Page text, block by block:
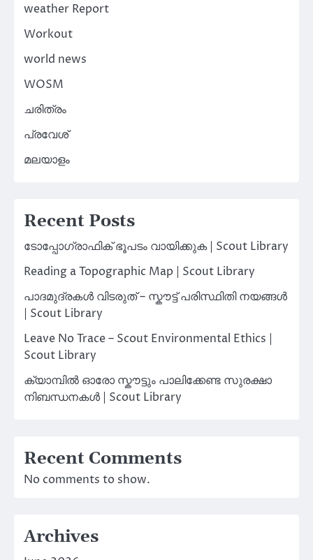
weather Report
Workout
world news
WOSM
ചരിത്രം
പ്രവേശ്
മലയാളം
Recent Posts
ടോപ്പോഗ്രാഫിക് ഭൂപടം വായിക്കുക | Scout Library
Reading a Topographic Map | Scout Library
പാദമുദ്രകൾ വിടരുത് – സ്കൗട്ട് പരിസ്ഥിതി നയങ്ങൾ
| Scout Library
Leave No Trace – Scout Environmental Ethics |
Scout Library
ക്യാമ്പിൽ ഓരോ സ്കൗട്ടും പാലിക്കേണ്ട സുരക്ഷാ
നിബന്ധനകൾ | Scout Library
Recent Comments
No comments to show.
Archives